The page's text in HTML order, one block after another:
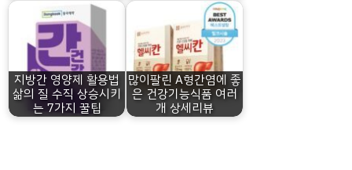
지방간 영양제 활용법
삶의 질 수직 상승시키
는 7가지 꿀팁
많이팔린 A형간염에 좋
은 건강기능식품 여러
개 상세리뷰